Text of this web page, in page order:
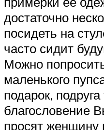
достаточно
посидеть на
часто сидит
Можно
маленького
подарок,
благословение
просят женщину